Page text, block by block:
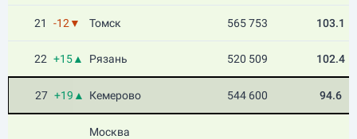
21 -12▼ Томск 565 753 103.1
22 +15▲ Рязань 520 509 102.4
27 +19▲ Кемерово 544 600 94.6
Москва